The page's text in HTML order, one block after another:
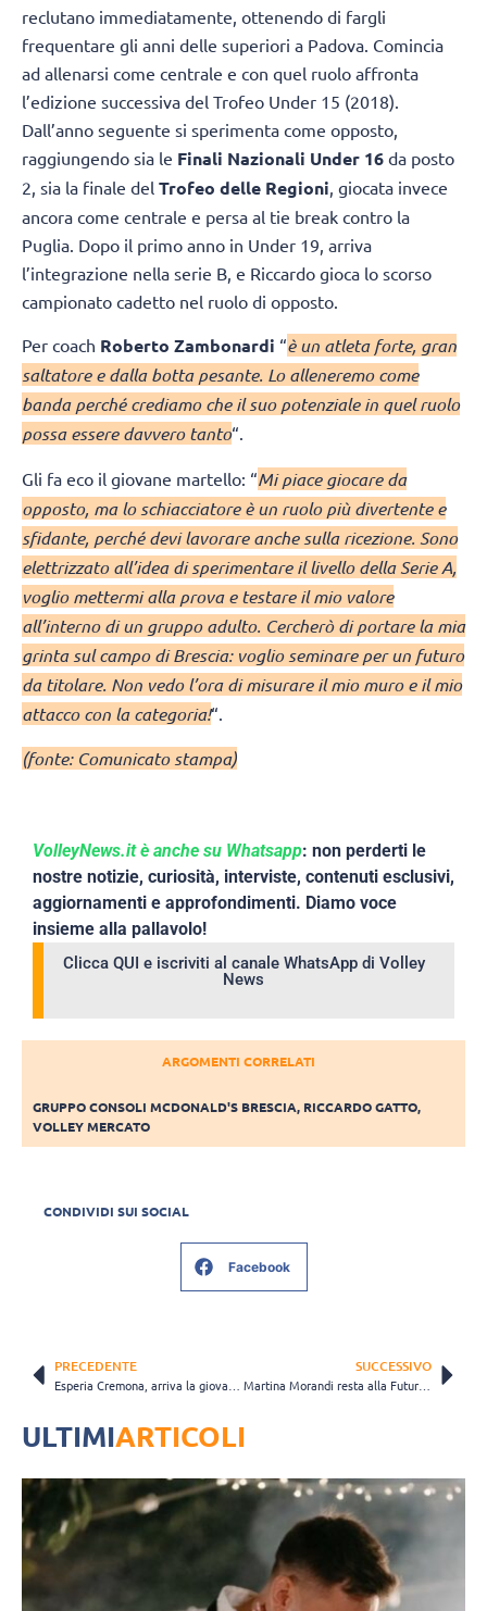
reclutano immediatamente, ottenendo di fargli
frequentare gli anni delle superiori a Padova. Comincia
ad allenarsi come centrale e con quel ruolo affronta
l’edizione successiva del Trofeo Under 15 (2018).
Dall’anno seguente si sperimenta come opposto,
raggiungendo sia le Finali Nazionali Under 16 da posto
2, sia la finale del Trofeo delle Regioni , giocata invece
ancora come centrale e persa al tie break contro la
Puglia. Dopo il primo anno in Under 19, arriva
l’integrazione nella serie B, e Riccardo gioca lo scorso
campionato cadetto nel ruolo di opposto.
Per coach Roberto Zambonardi “è un atleta forte, gran
saltatore e dalla botta pesante. Lo alleneremo come
banda perché crediamo che il suo potenziale in quel ruolo
possa essere davvero tanto“.
Gli fa eco il giovane martello: “Mi piace giocare da
opposto, ma lo schiacciatore è un ruolo più divertente e
sfidante, perché devi lavorare anche sulla ricezione. Sono
elettrizzato all’idea di sperimentare il livello della Serie A,
voglio mettermi alla prova e testare il mio valore
all’interno di un gruppo adulto. Cercherò di portare la mia
grinta sul campo di Brescia: voglio seminare per un futuro
da titolare. Non vedo l’ora di misurare il mio muro e il mio
attacco con la categoria!“.
(fonte: Comunicato stampa)
VolleyNews.it è anche su Whatsapp: non perderti le
nostre notizie, curiosità, interviste, contenuti esclusivi,
aggiornamenti e approfondimenti. Diamo voce
insieme alla pallavolo!
Clicca QUI e iscriviti al canale WhatsApp di Volley
News
ARGOMENTI CORRELATI
GRUPPO CONSOLI MCDONALD'S BRESCIA, RICCARDO GATTO,
VOLLEY MERCATO
CONDIVIDI SUI SOCIAL
Facebook
PRECEDENTE
Esperia Cremona, arriva la giovane schiacciatrice Anna Piovesan
SUCCESSIVO
Martina Morandi resta alla Futura, ma cambia ruolo: giocherà da libero
ULTIMIARTICOLI